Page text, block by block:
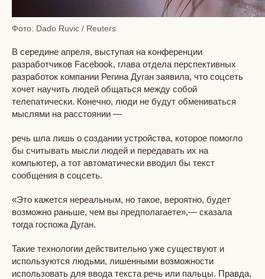
Фото: Dado Ruvic / Reuters
В середине апреля, выступая на конференции
разработчиков Facebook, глава отдела перспективных
разработок компании Регина Дуган заявила, что соцсеть
хочет научить людей общаться между собой
телепатически. Конечно, люди не будут обмениваться
мыслями на расстоянии —
речь шла лишь о создании устройства, которое помогло
бы считывать мысли людей и передавать их на
компьютер, а тот автоматически вводил бы текст
сообщения в соцсеть.
«Это кажется нереальным, но такое, вероятно, будет
возможно раньше, чем вы предполагаете»,— сказала
тогда госпожа Дуган.
Такие технологии действительно уже существуют и
используются людьми, лишенными возможности
использовать для ввода текста речь или пальцы. Правда,